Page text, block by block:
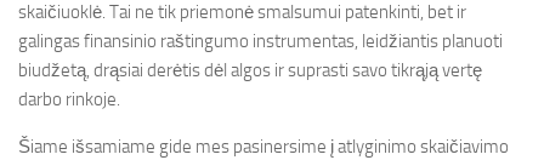
skaičiuoklė. Tai ne tik priemonė smalsumui patenkinti, bet ir
galingas finansinio raštingumo instrumentas, leidžiantis planuoti
biudžetą, drąsiai derėtis dėl algos ir suprasti savo tikrąją vertę
darbo rinkoje.
Šiame išsamiame gide mes pasinersime į atlyginimo skaičiavimo